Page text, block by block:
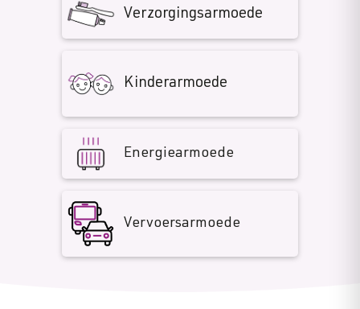
Verzorgingsarmoede
Kinderarmoede
Energiearmoede
Vervoersarmoede